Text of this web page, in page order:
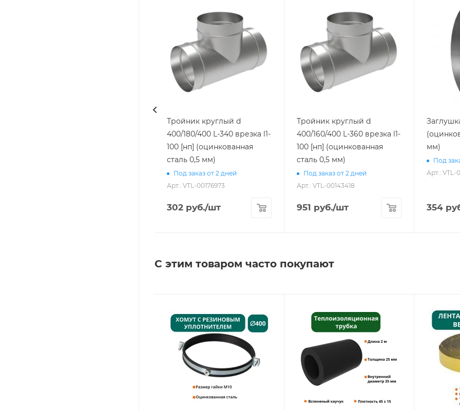
Тройник круглый d
400/180/400 L-340 врезка l1-
100 [нп] (оцинкованная
сталь 0,5 мм)
Под заказ от 2 дней
Арт.: VTL-00176973
302 руб./шт
Тройник круглый d
400/160/400 L-360 врезка l1-
100 [нп] (оцинкованная
сталь 0,5 мм)
Под заказ от 2 дней
Арт.: VTL-00143418
951 руб./шт
мм)
Под
Арт.: VTL-
354
С этим товаром часто покупают